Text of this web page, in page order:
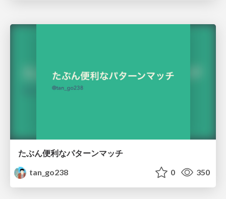
たぶん便利なパターンマッチ
tan_go238
0 350